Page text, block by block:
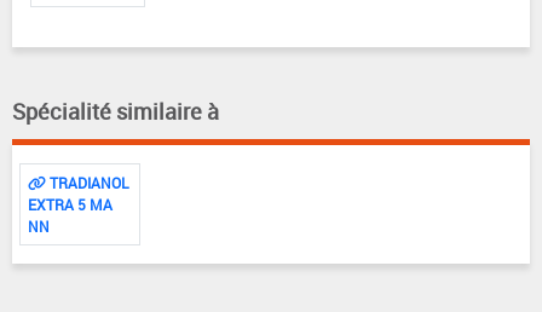
Spécialité similaire à
TRADIANOL
EXTRA 5 MA
NN